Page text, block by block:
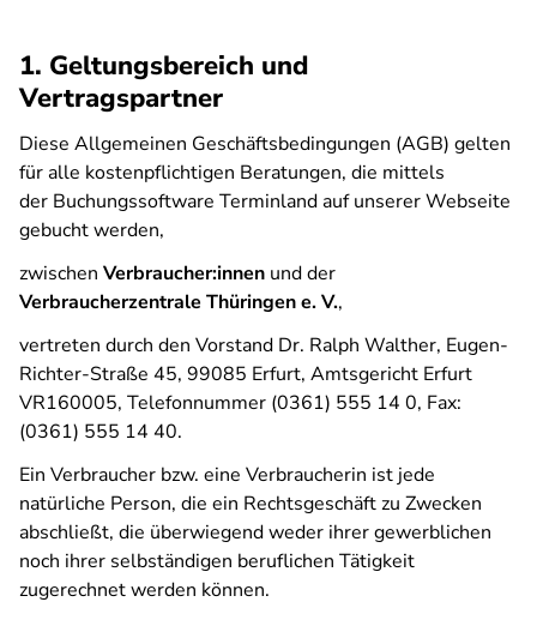
1. Geltungsbereich und
Vertragspartner
Diese Allgemeinen Geschäftsbedingungen (AGB) gelten
für alle kostenpflichtigen Beratungen, die mittels
der Buchungssoftware Terminlandauf unserer Webseite
gebucht werden,
zwischen Verbraucher:innen und der
Verbraucherzentrale Thüringen e. V.,
vertreten durch den Vorstand Dr. Ralph Walther, Eugen-
Richter-Straße 45, 99085 Erfurt, Amtsgericht Erfurt
VR160005, Telefonnummer (0361) 555 14 0, Fax:
(0361) 555 14 40.
Ein Verbraucher bzw. eine Verbraucherin ist jede
natürliche Person, die ein Rechtsgeschäft zu Zwecken
abschließt, die überwiegend weder ihrer gewerblichen
noch ihrer selbständigen beruflichen Tätigkeit
zugerechnet werden können.